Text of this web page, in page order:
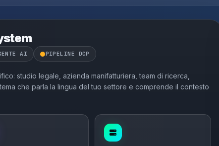
AI PIPELINE DCP
studio legale, azienda manifatturiera, team di ricerca,
che parla la lingua del tuo settore e comprende il contesto